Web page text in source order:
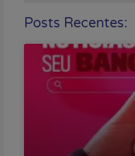
Posts Recentes: